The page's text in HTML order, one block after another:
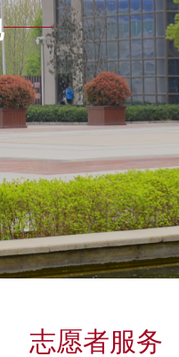
志愿者服务